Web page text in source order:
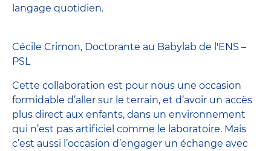
langage quotidien.
Cécile Crimon, Doctorante au Babylab de l'ENS –
PSL
Cette collaboration est pour nous une occasion
formidable d’aller sur le terrain, et d’avoir un accès
plus direct aux enfants, dans un environnement
qui n’est pas artificiel comme le laboratoire. Mais
c’est aussi l’occasion d’engager un échange avec